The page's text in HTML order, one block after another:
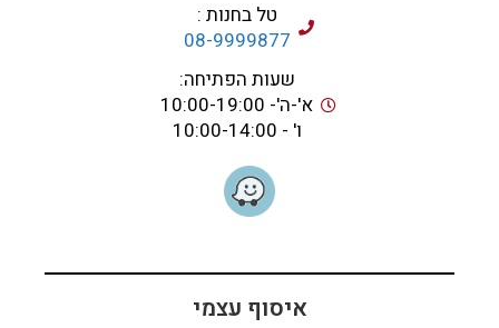
טל בחנות :
08-9999877
שעות הפתיחה:
א'-ה'- 10:00-19:00
ו' - 10:00-14:00
איסוף עצמי